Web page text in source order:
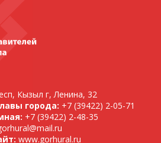
Кызыл г, Ленина, 32
города: +7 (39422) 2-05-71
+7 (39422) 2-48-35
www.gorhural.ru